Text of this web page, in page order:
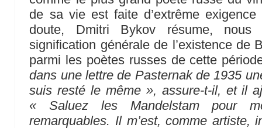
de sa vie est faite d’extrême
doute, Dmitri Bykov résume,
signification générale de l’existence de
parmi les poètes russes de cette
dans une lettre de Pasternak de 1935
suis resté le même », assure-t-il, et il
« Saluez les Mandelstam pour
remarquables. Il m’est, comme artiste,